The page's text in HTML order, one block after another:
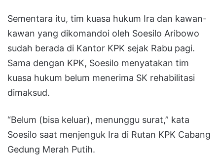
Sementara itu, tim kuasa hukum Ira dan kawan-
kawan yang dikomandoi oleh Soesilo Aribowo
sudah berada di Kantor KPK sejak Rabu pagi.
Sama dengan KPK, Soesilo menyatakan tim
kuasa hukum belum menerima SK rehabilitasi
dimaksud.
“Belum (bisa keluar), menunggu surat,” kata
Soesilo saat menjenguk Ira di Rutan KPK Cabang
Gedung Merah Putih.